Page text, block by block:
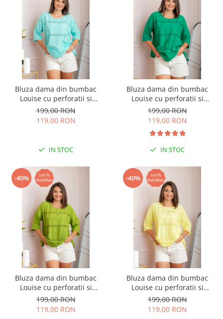
Bluza dama din bumbac
Louise cu perforatii si
buzunar - Turcoaz
199,00 RON
119,00 RON
IN STOC
Bluza dama din bumbac
Louise cu perforatii si
buzunar - Verde
199,00 RON
119,00 RON
IN STOC
-40%
Bluza dama din bumbac
Louise cu perforatii si
buzunar - Verde lime
199,00 RON
119,00 RON
-40%
Bluza dama din bumbac
Louise cu perforatii si
buzunar - Galben
199,00 RON
119,00 RON